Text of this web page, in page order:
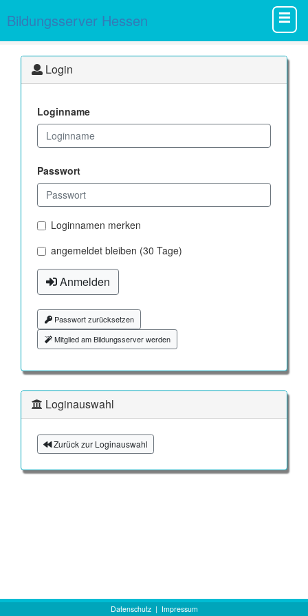
Bildungsserver Hessen
Login
Loginname
Passwort
Loginnamen merken
angemeldet bleiben (30 Tage)
Anmelden
Passwort zurücksetzen
Mitglied am Bildungsserver werden
Loginauswahl
Zurück zur Loginauswahl
Datenschutz| Impressum